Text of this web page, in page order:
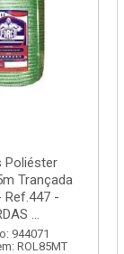
Poliéster
Trançada
Ref.447 -
...
944071
ROL85MT